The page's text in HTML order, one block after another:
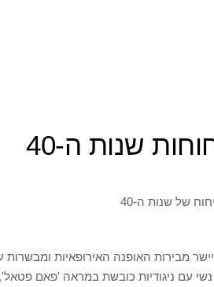
שנות ה-40
של שנות ה-40
מבירות האופנה האירופאיות
עם ניגודיות כובשת במראה 'פאם פטאל',